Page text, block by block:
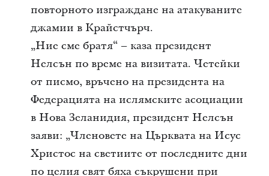
повторното изграждане на атакуваните
джамии в Крайстчърч.
„Ние сме братя“ – каза президент
Нелсън по време на визитата. Четейки
от писмо, връчено на президента на
Федерацията на ислямските асоциации
в Нова Зеланидия, президент Нелсън
заяви: „Членовете на Църквата на Исус
Христос на светиите от последните дни
по целия свят бяха съкрушени при